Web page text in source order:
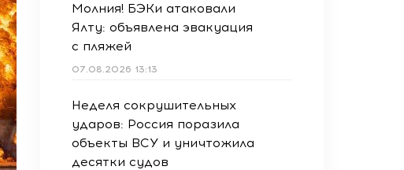
Молния! БЭКи атаковали
Ялту: объявлена эвакуация
с пляжей
07.08.2026 13:13
Неделя сокрушительных
ударов: Россия поразила
объекты ВСУ и уничтожила
десятки судов